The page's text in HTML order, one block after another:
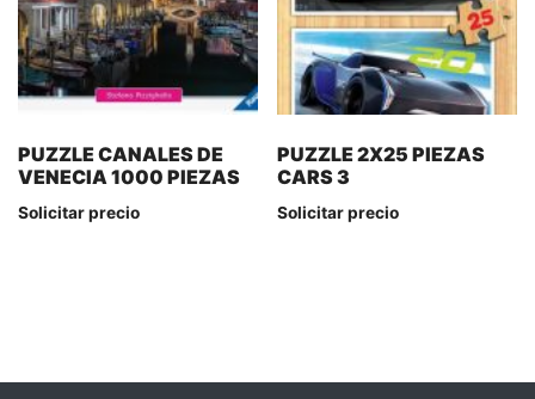
PUZZLE CANALES DE
VENECIA 1000 PIEZAS
Solicitar precio
PUZZLE 2X25 PIEZAS
CARS 3
Solicitar precio